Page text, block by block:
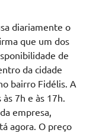
diariamente o
que um dos
de
da cidade
bairro Fidélis. A
7h e às 17h.
empresa,
agora. O preço